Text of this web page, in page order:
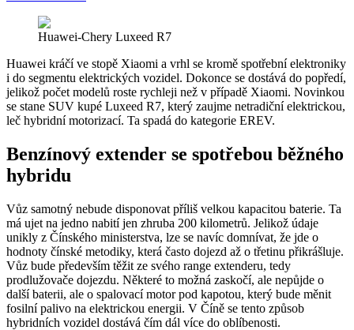
Huawei-Chery Luxeed R7
Huawei kráčí ve stopě Xiaomi a vrhl se kromě spotřební elektroniky
i do segmentu elektrických vozidel. Dokonce se dostává do popředí,
jelikož počet modelů roste rychleji než v případě Xiaomi. Novinkou
se stane SUV kupé Luxeed R7, který zaujme netradiční elektrickou,
leč hybridní motorizací. Ta spadá do kategorie EREV.
Benzínový extender se spotřebou běžného
hybridu
Vůz samotný nebude disponovat příliš velkou kapacitou baterie. Ta
má ujet na jedno nabití jen zhruba 200 kilometrů. Jelikož údaje
unikly z Čínského ministerstva, lze se navíc domnívat, že jde o
hodnoty čínské metodiky, která často dojezd až o třetinu přikrášluje.
Vůz bude především těžit ze svého range extenderu, tedy
prodlužovače dojezdu. Některé to možná zaskočí, ale nepůjde o
další baterii, ale o spalovací motor pod kapotou, který bude měnit
fosilní palivo na elektrickou energii. V Číně se tento způsob
hybridních vozidel dostává čím dál více do oblíbenosti.